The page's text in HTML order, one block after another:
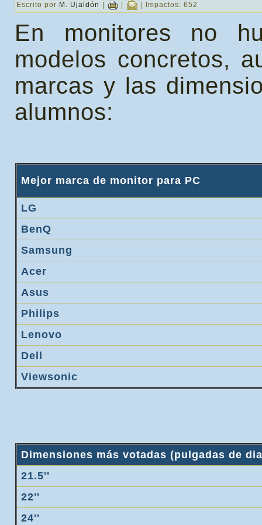
Escrito por M. Ujaldón | | | Impactos: 652
En monitores no
modelos concretos,
marcas y las
alumnos:
Mejor marca de monitor para PC
LG
BenQ
Samsung
Acer
Asus
Philips
Lenovo
Dell
Viewsonic
Dimensiones más votadas (pulgadas de
21.5''
22''
24''